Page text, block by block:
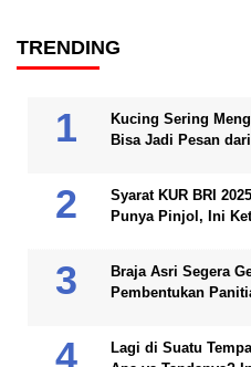
TRENDING
Kucing Sering
Bisa Jadi Pesan
Syarat KUR BRI
Punya Pinjol, Ini
Braja Asri Segera
Pembentukan
Lagi di Suatu